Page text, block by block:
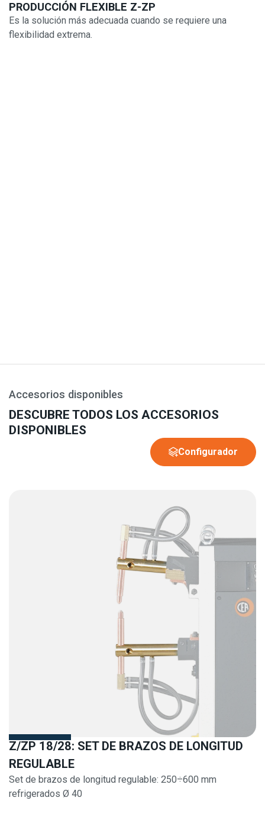
PRODUCCIÓN FLEXIBLE Z-ZP
Es la solución más adecuada cuando se requiere una
flexibilidad extrema.
Accesorios disponibles
DESCUBRE TODOS LOS ACCESORIOS
DISPONIBLES
Configurador
Z/ZP 18/28: SET DE BRAZOS DE LONGITUD
REGULABLE
Set de brazos de longitud regulable: 250÷600 mm
refrigerados Ø 40